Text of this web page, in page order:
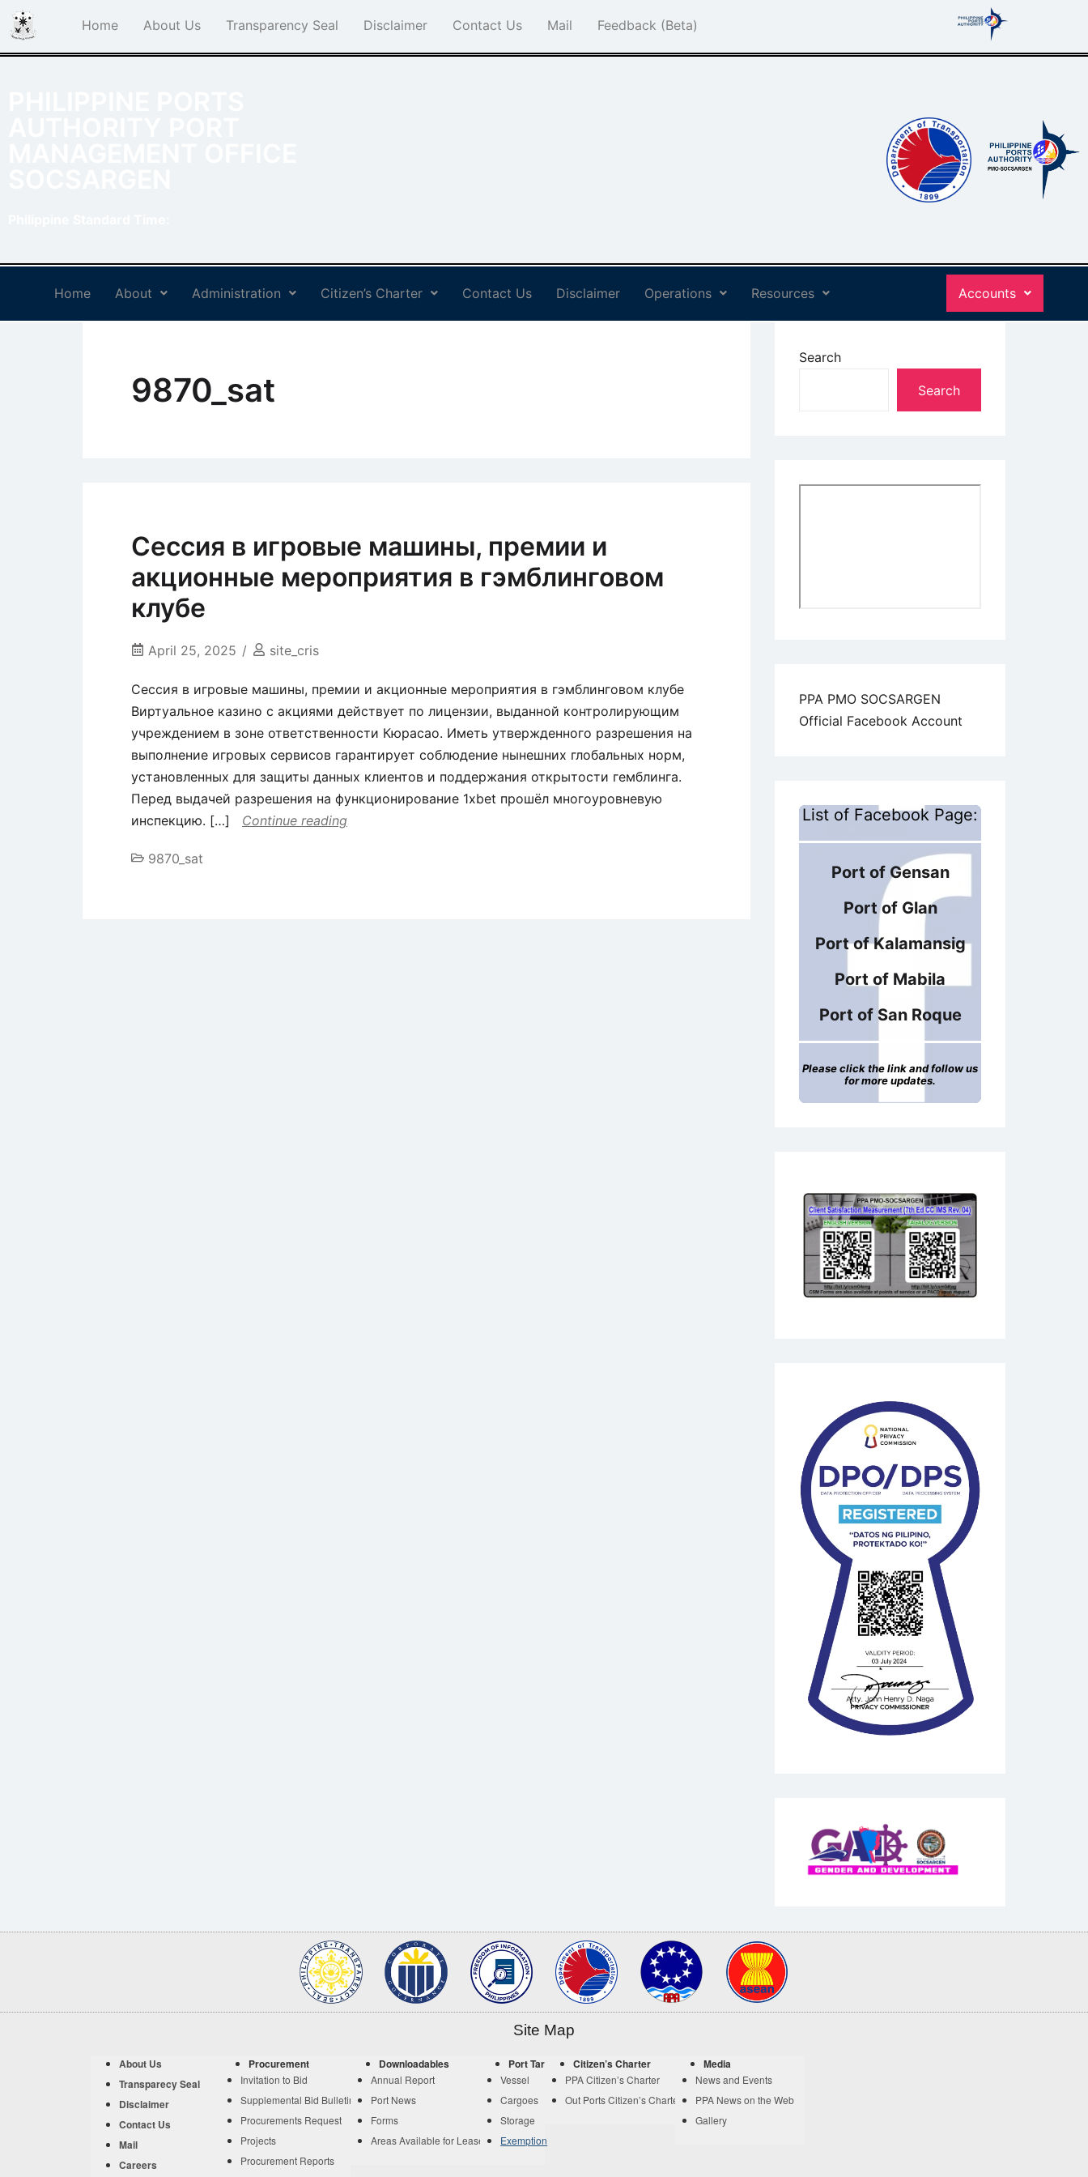
Home About Us Transparency Seal Disclaimer Contact Us Mail Feedback (Beta)
Home About Administration Citizen’s Charter Contact Us Disclaimer Operations Resources Accounts
9870_sat
Сессия в игровые машины, премии и
акционные мероприятия в гэмблинговом
клубе
April 25, 2025 site_cris
Сессия в игровые машины, премии и акционные мероприятия в гэмблинговом клубе
Виртуальное казино с акциями действует по лицензии, выданной контролирующим
учреждением в зоне ответственности Кюрасао. Иметь утвержденного разрешения на
выполнение игровых сервисов гарантирует соблюдение нынешних глобальных норм,
установленных для защиты данных клиентов и поддержания открытости гемблинга.
Перед выдачей разрешения на функционирование 1xbet прошёл многоуровневую
инспекцию. […]
Continue reading
9870_sat
Search
Search
PPA PMO SOCSARGEN
Official Facebook Account
List of Facebook Page:
Port of Gensan
Port of Glan
Port of Kalamansig
Port of Mabila
Port of San Roque
Please click the link and follow us
for more updates.
Site Map
About Us
Transparecy Seal
Disclaimer
Contact Us
Mail
Careers
Procurement
Invitation to Bid
Supplemental Bid Bulletin
Procurements Request
Projects
Procurement Reports
Downloadables
Annual Report
Port News
Forms
Areas Available for Lease
Port Tariff
Vessel
Cargoes
Storage
Exemption
Citizen’s Charter
PPA Citizen’s Charter
Out Ports Citizen’s Charter
Media
News and Events
PPA News on the Web
Gallery